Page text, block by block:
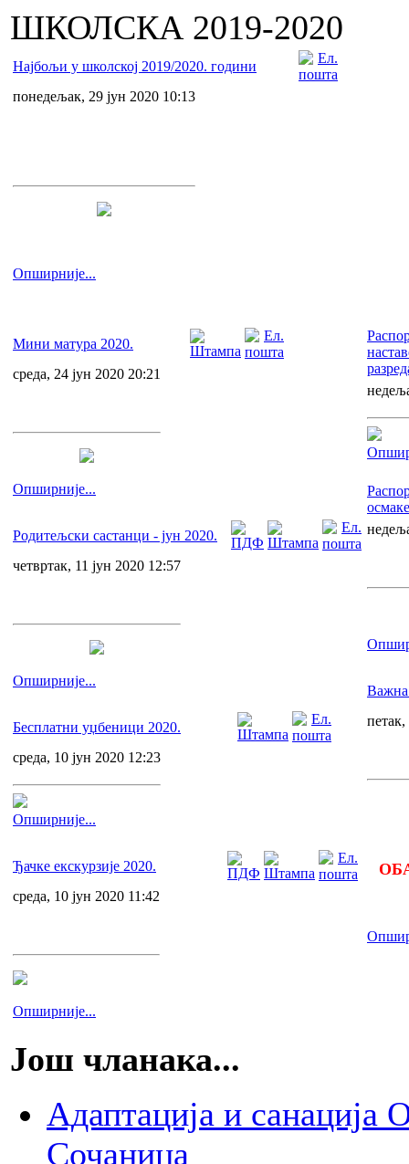
ШКОЛСКА 2019-2020
Најбољи у школској 2019/2020. години
понедељак, 29 јун 2020 10:13
Опширније...
Мини матура 2020.
среда, 24 јун 2020 20:21
Опширније...
Родитељски састанци - јун 2020.
четвртак, 11 јун 2020 12:57
Опширније...
Бесплатни уџбеници 2020.
среда, 10 јун 2020 12:23
Опширније...
Ђачке екскурзије 2020.
среда, 10 јун 2020 11:42
Опширније...
осмаке
Још чланака...
Адаптација и
Сочаница